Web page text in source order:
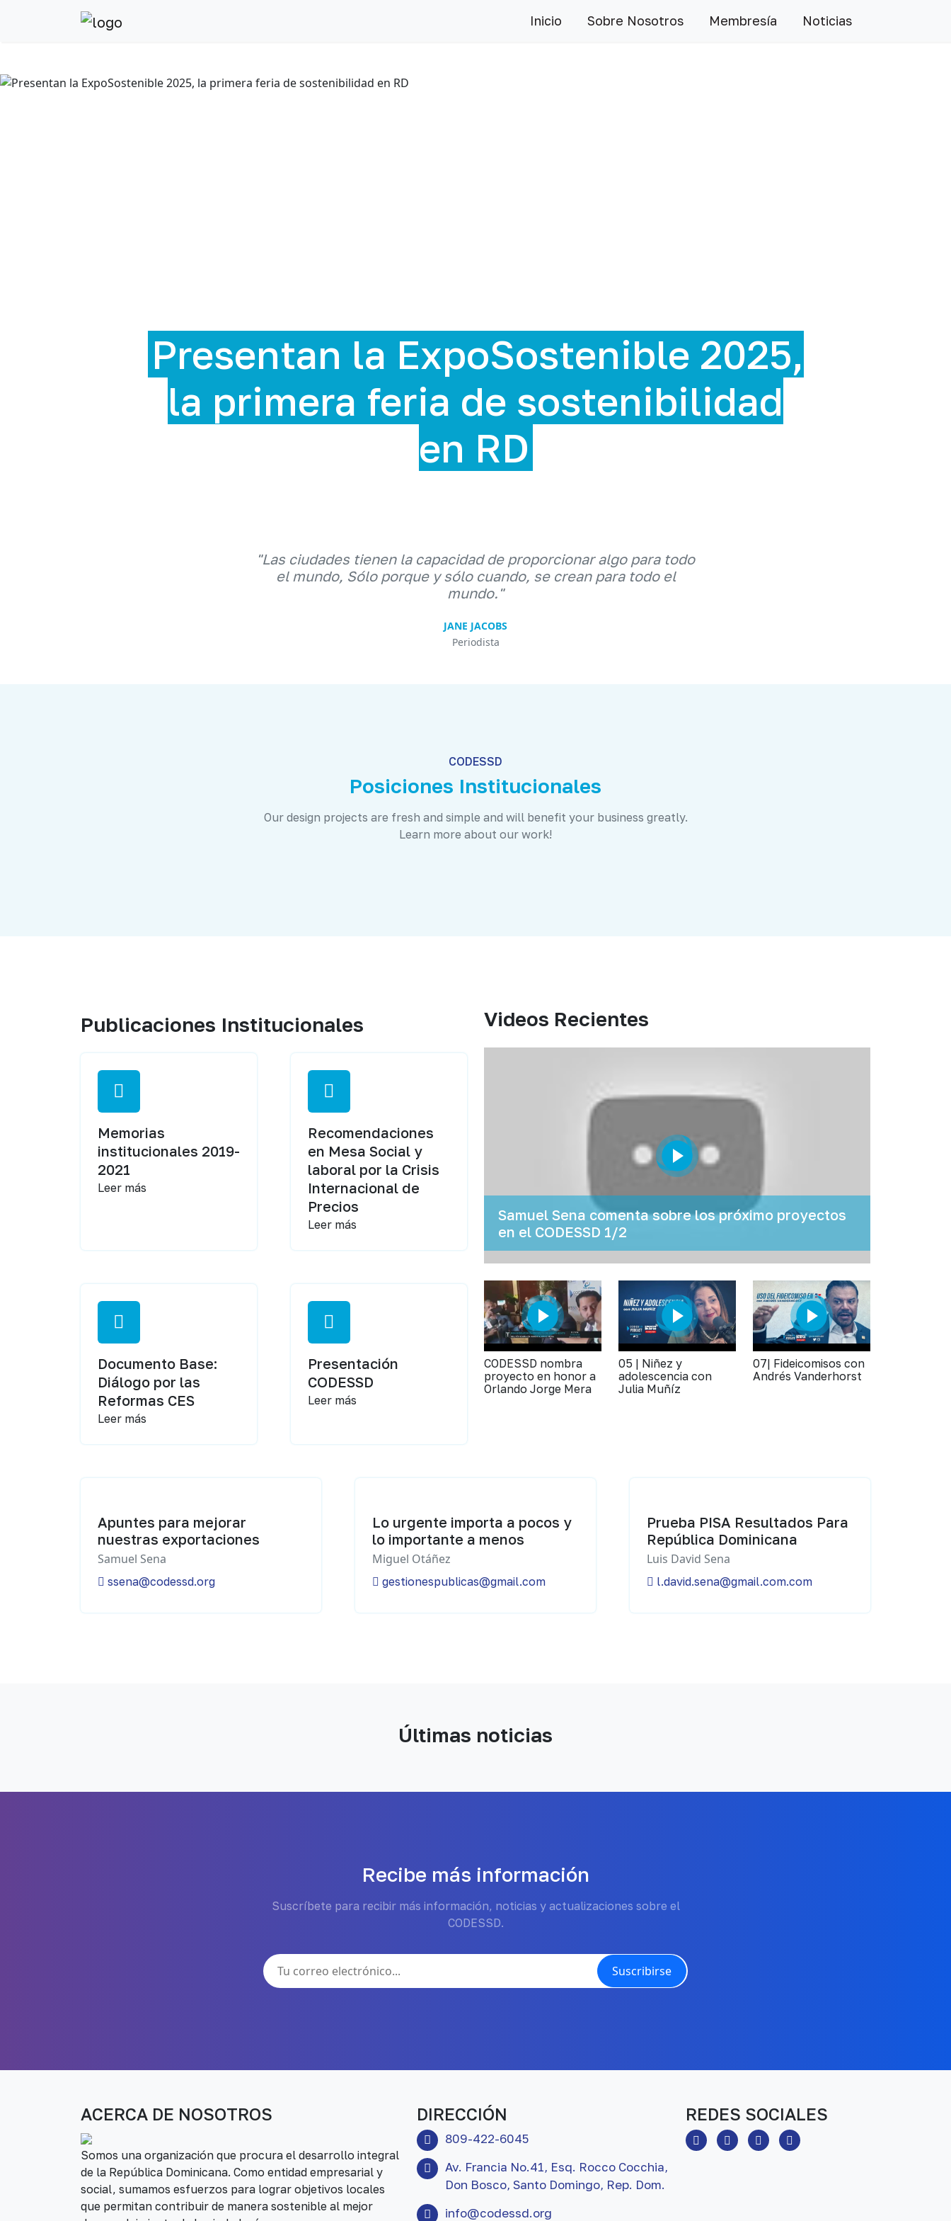
Inicio Sobre Nosotros Membresía Noticias
Presentan la ExpoSostenible 2025,
la primera feria de sostenibilidad
en RD
"Las ciudades tienen la capacidad de proporcionar algo para todo
el mundo, Sólo porque y sólo cuando, se crean para todo el
mundo."
JANE JACOBS
Periodista
CODESSD
Posiciones Institucionales
Our design projects are fresh and simple and will benefit your business greatly.
Learn more about our work!
Publicaciones Institucionales
Memorias
institucionales 2019-
2021
Leer más
Recomendaciones
en Mesa Social y
laboral por la Crisis
Internacional de
Precios
Leer más
Documento Base:
Diálogo por las
Reformas CES
Leer más
Presentación
CODESSD
Leer más
Videos Recientes
Samuel Sena comenta sobre los próximo proyectos
en el CODESSD 1/2
CODESSD nombra
proyecto en honor a
Orlando Jorge Mera
05 | Niñez y
adolescencia con
Julia Muñíz
07| Fideicomisos con
Andrés Vanderhorst
Apuntes para mejorar
nuestras exportaciones
Samuel Sena
ssena@codessd.org
Lo urgente importa a pocos y
lo importante a menos
Miguel Otáñez
gestionespublicas@gmail.com
Prueba PISA Resultados Para
República Dominicana
Luis David Sena
l.david.sena@gmail.com.com
Últimas noticias
Recibe más información
Suscríbete para recibir más información, noticias y actualizaciones sobre el
CODESSD.
Suscribirse
ACERCA DE NOSOTROS
Somos una organización que procura el desarrollo integral
de la República Dominicana. Como entidad empresarial y
social, sumamos esfuerzos para lograr objetivos locales
que permitan contribuir de manera sostenible al mejor
DIRECCIÓN
809-422-6045
Av. Francia No.41, Esq. Rocco Cocchia,
Don Bosco, Santo Domingo, Rep. Dom.
info@codessd.org
REDES SOCIALES